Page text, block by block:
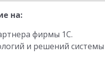
на:
фирмы 1С.
и решений